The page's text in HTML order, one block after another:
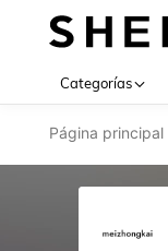
Categorías
Página principal